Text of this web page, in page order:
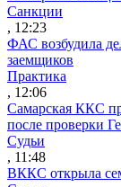
Санкции
, 12:23
ФАС возбудила
заемщиков
Практика
, 12:06
Самарская ККС
после проверки
Судьи
, 11:48
ВККС открыла